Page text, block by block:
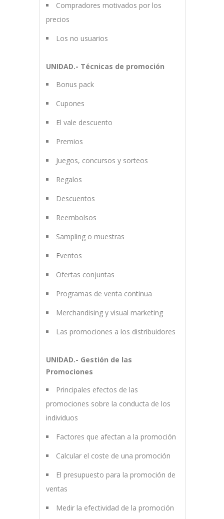
Compradores motivados por los
precios
Los no usuarios
UNIDAD.- Técnicas de promoción
Bonus pack
Cupones
El vale descuento
Premios
Juegos, concursos y sorteos
Regalos
Descuentos
Reembolsos
Sampling o muestras
Eventos
Ofertas conjuntas
Programas de venta continua
Merchandising y visual marketing
Las promociones a los distribuidores
UNIDAD.- Gestión de las
Promociones
Principales efectos de las
promociones sobre la conducta de los
individuos
Factores que afectan a la promoción
Calcular el coste de una promoción
El presupuesto para la promoción de
ventas
Medir la efectividad de la promoción